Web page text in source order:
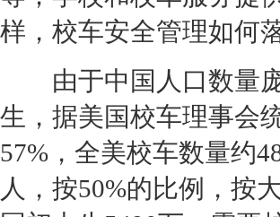
样，校车安全管理如何
由于中国人口数量庞
生，据美国校车理事会
57%，全美校车数量约
人，按50%的比例，按